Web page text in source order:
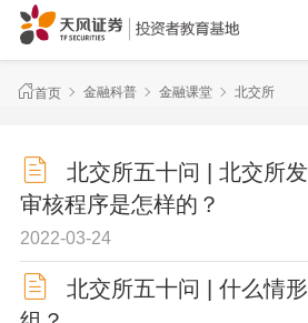
首页 金融科普 金融课堂 北交所
北交所五十问 | 北交所
审核程序是怎样的？
2022-03-24
北交所五十问 | 什么情